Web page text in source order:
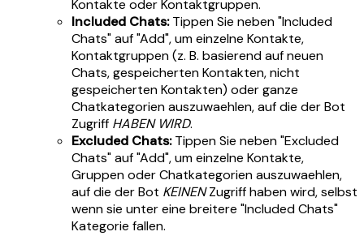
Kontakte oder Kontaktgruppen.
Included Chats:Tippen Sie neben "Included
Chats" auf "Add", um einzelne Kontakte,
Kontaktgruppen (z. B. basierend auf neuen
Chats, gespeicherten Kontakten, nicht
gespeicherten Kontakten) oder ganze
Chatkategorien auszuwaehlen, auf die der Bot
Zugriff HABEN WIRD.
Excluded Chats:Tippen Sie neben "Excluded
Chats" auf "Add", um einzelne Kontakte,
Gruppen oder Chatkategorien auszuwaehlen,
auf die der Bot KEINENZugriff haben wird, selbst
wenn sie unter eine breitere "Included Chats"
Kategorie fallen.